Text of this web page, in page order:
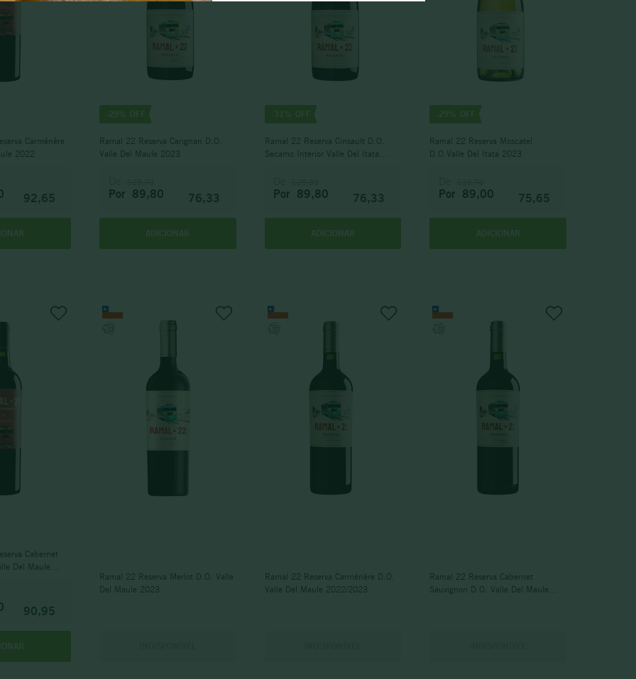
Carménère
2022
92,65
-29%
Ramal 22 Reserva Carignan D.O.
Valle Del Maule 2023
Por 89,80 76,33
ADICIONAR
-31%
Ramal 22 Reserva Cinsault D.O.
Secamo Interior Valle Del Itata
Por 89,80 76,33
ADICIONAR
-29%
Ramal 22 Reserva Moscatel
D.O.Valle Del Itata 2023
Por 89,00 75,65
ADICIONAR
Cabernet
Del Maule
90,95
Ramal 22 Reserva Merlot D.O. Valle
Del Maule 2023
Ramal 22 Reserva Carménère D.O.
Valle Del Maule 2022/2023
Ramal 22 Reserva Cabernet
Sauvignon D.O. Valle Del Maule